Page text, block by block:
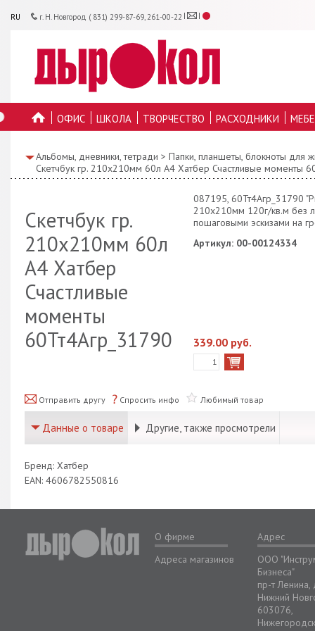
RU г. Н. Новгород ( 831) 299-87-69, 261-00-22
ОФИС ШКОЛА ТВОРЧЕСТВО РАСХОДНИКИ
Альбомы, дневники, тетради > Папки, планшеты, блокноты для
Скетчбук гр. 210х210мм 60л А4 Хатбер Счастливые моменты
Скетчбук гр.
210х210мм 60л
А4 Хатбер
Счастливые
моменты
60Тт4Aгр_31790
087195, 60Тт4Aгр_31790
210х210мм 120г/кв.м без
пошаговыми эскизами на
Артикул: 00-00124334
339.00 руб.
Отправить другу Спросить инфо Любимый товар
Данные о товаре Другие, также просмотрели
Бренд: Хатбер
EAN: 4606782550816
О фирме
Адреса магазинов
Адрес
ООО
Бизнеса"
пр-т
Нижний
603076,